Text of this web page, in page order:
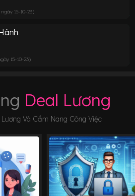
15-10-23)
15-10-23)
Deal Lương
Và Cẩm Nang Công Việc